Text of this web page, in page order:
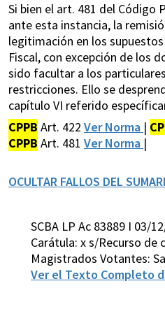
Si bien el art. 481 del
ante esta instancia, la
legitimación en los
Fiscal, con excepción de los
sido facultar a los
restricciones. Ello se
capítulo VI referido
CPPB Art. 422 Ver Norma |
CPPB Art. 481 Ver Norma |
OCULTAR FALLOS DEL
SCBA LP Ac 83889 I 03/
Carátula: x s/Recurso
Magistrados Votantes:
Ver el Texto Completo